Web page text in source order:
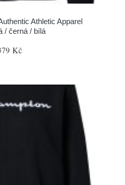
Athletic Apparel
/ černá / bílá
Kč